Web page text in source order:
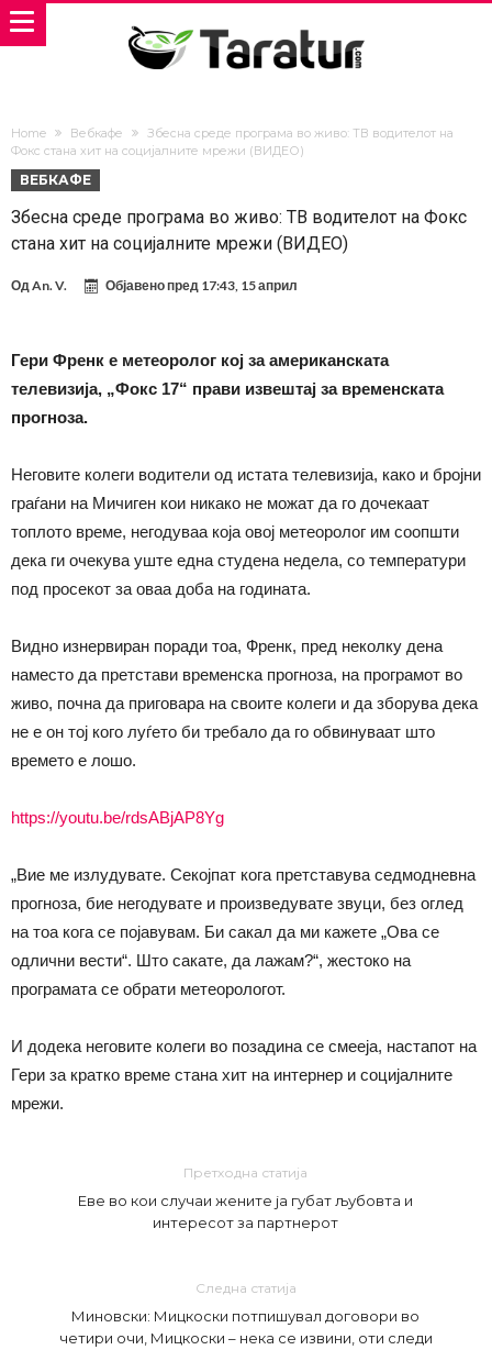
Home Вебкафе
Збесна среде програма во живо: ТВ водителот на
Фокс стана хит на социјалните мрежи (ВИДЕО)
ВЕБКАФЕ
Збесна среде програма во живо: ТВ водителот на Фокс
стана хит на социјалните мрежи (ВИДЕО)
ОдAn. V. Објавено пред 17:43, 15 април
Гери Френк е метеоролог кој за американската
телевизија, „Фокс 17“ прави извештај за временската
прогноза.
Неговите колеги водители од истата телевизија, како и бројни
граѓани на Мичиген кои никако не можат да го дочекаат
топлото време, негодуваа која овој метеоролог им соопшти
дека ги очекува уште една студена недела, со температури
под просекот за оваа доба на годината.
Видно изнервиран поради тоа, Френк, пред неколку дена
наместо да претстави временска прогноза, на програмот во
живо, почна да приговара на своите колеги и да зборува дека
не е он тој кого луѓето би требало да го обвинуваат што
времето е лошо.
https://youtu.be/rdsABjAP8Yg
„Вие ме излудувате. Секојпат кога претставува седмодневна
прогноза, бие негодувате и произведувате звуци, без оглед
на тоа кога се појавувам. Би сакал да ми кажете „Ова се
одлични вести“. Што сакате, да лажам?“, жестоко на
програмата се обрати метеорологот.
И додека неговите колеги во позадина се смееја, настапот на
Гери за кратко време стана хит на интернер и социјалните
мрежи.
Претходна статија
Еве во кои случаи жените ја губат љубовта и
интересот за партнерот
Следна статија
Миновски: Мицкоски потпишувал договори во
четири очи, Мицкоски – нека се извини, оти следи